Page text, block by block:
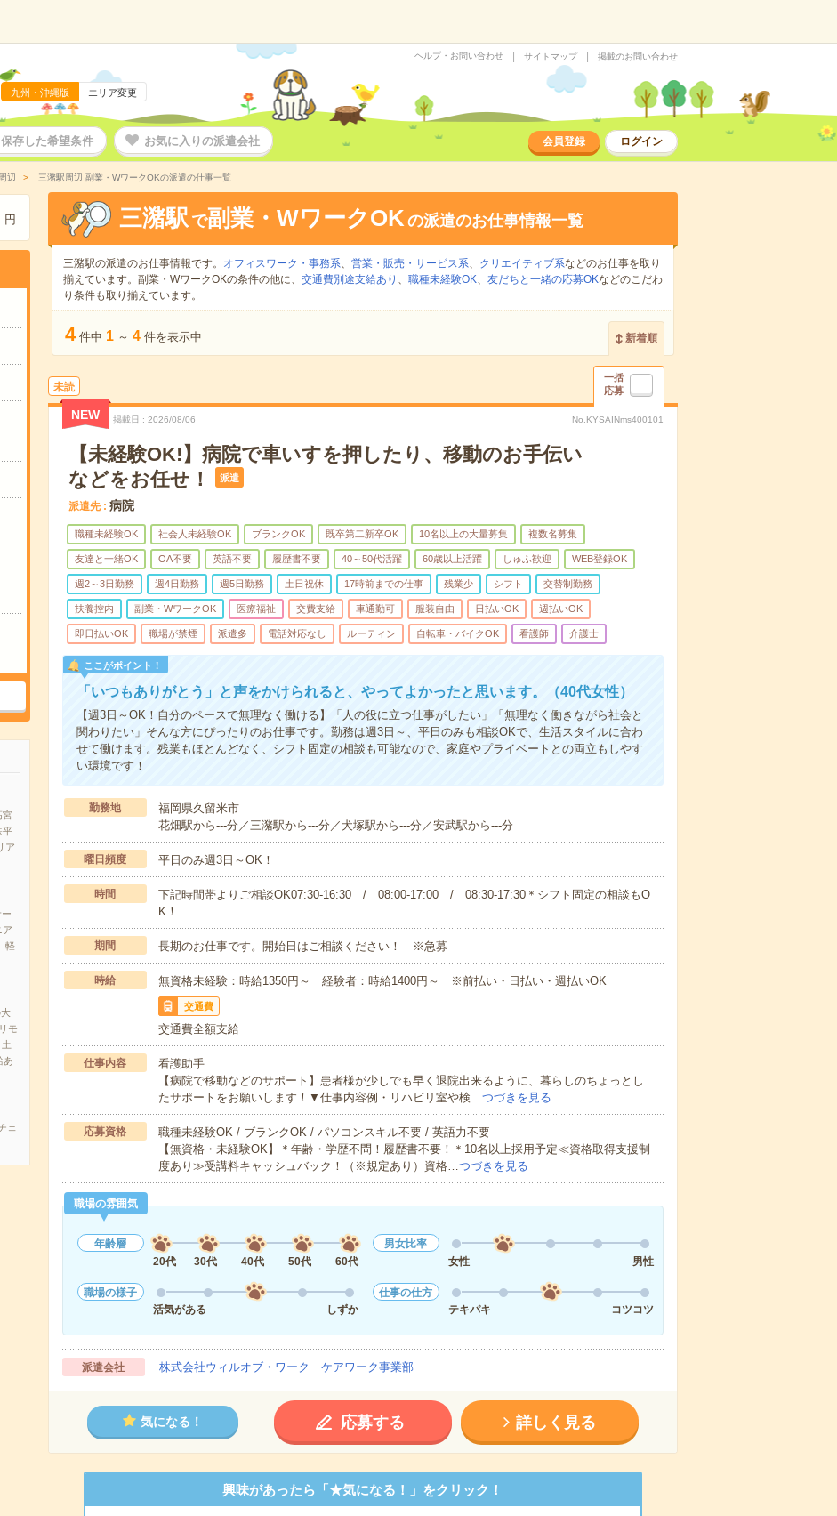
九州・沖縄版 エリア変更
ヘルプ・お問い合わせ サイトマップ 掲載のお問い合わせ
保存した希望条件 お気に入りの派遣会社 会員登録 ログイン
辺 三潴駅周辺 副業・WワークOKの派遣の仕事一覧
円
宮
平
ア
ア
軽
モ
土
あ
ェ
三潴駅 で副業・WワークOKの派遣のお仕事情報一覧
三潴駅の派遣のお仕事情報です。 オフィスワーク・事務系、 営業・販売・サービス系、 クリエイティブ系などのお仕事を取り
揃えています。副業・WワークOKの条件の他に、 交通費別途支給あり 、 職種未経験OK、 友だちと一緒の応募OKなどのこだわ
り条件も取り揃えています。
4 件中 1 ～ 4 件を表示中 新着順
未読
一括
応募
NEW 掲載日 2026/08/06 No.KYSAINms400101
【未経験OK!】病院で車いすを押したり、移動のお手伝い
などをお任せ！
派遣
派遣先 病院
職種未経験OK 社会人未経験OK ブランクOK 既卒第二新卒OK 10名以上の大量募集 複数名募集
友達と一緒OK OA不要 英語不要 履歴書不要 40～50代活躍 60歳以上活躍 しゅふ歓迎 WEB登録OK
週2～3日勤務 週4日勤務 週5日勤務 土日祝休 17時前までの仕事 残業少 シフト 交替制勤務
扶養控内 副業・WワークOK 医療福祉 交費支給 車通勤可 服装自由 日払いOK 週払いOK
即日払いOK 職場が禁煙 派遣多 電話対応なし ルーティン 自転車・バイクOK 看護師 介護士
ここがポイント！
「いつもありがとう」と声をかけられると、やってよかったと思います。（40代女性）
【週3日～OK！自分のペースで無理なく働ける】「人の役に立つ仕事がしたい」「無理なく働きながら社会と
関わりたい」そんな方にぴったりのお仕事です。勤務は週3日～、平日のみも相談OKで、生活スタイルに合わ
せて働けます。残業もほとんどなく、シフト固定の相談も可能なので、家庭やプライベートとの両立もしやす
い環境です！
勤務地
福岡県久留米市
花畑駅から---分／三潴駅から---分／犬塚駅から---分／安武駅から---分
曜日頻度 平日のみ週3日～OK！
時間
下記時間帯よりご相談OK07:30-16:30 / 08:00-17:00 / 08:30-17:30＊シフト固定の相談もO
K！
期間 長期のお仕事です。開始日はご相談ください！ ※急募
時給 無資格未経験：時給1350円～ 経験者：時給1400円～ ※前払い・日払い・週払いOK
交通費
交通費全額支給
仕事内容
看護助手
【病院で移動などのサポート】患者様が少しでも早く退院出来るように、暮らしのちょっとし
たサポートをお願いします！▼仕事内容例・リハビリ室や検…つづきを見る
応募資格
職種未経験OK / ブランクOK / パソコンスキル不要 / 英語力不要
【無資格・未経験OK】＊年齢・学歴不問！履歴書不要！＊10名以上採用予定≪資格取得支援制
度あり≫受講料キャッシュバック！（※規定あり）資格…つづきを見る
職場の雰囲気
年齢層
20代
30代 40代 50代 60代
男女比率
女性
男性
職場の様子
活気がある
しずか
仕事の仕方
テキパキ
コツコツ
派遣会社 株式会社ウィルオブ・ワーク ケアワーク事業部
気になる！ 応募する 詳しく見る
興味があったら「★気になる！」をクリック！